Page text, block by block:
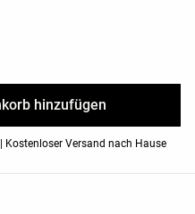
hinzufügen
Kostenloser Versand nach Hause